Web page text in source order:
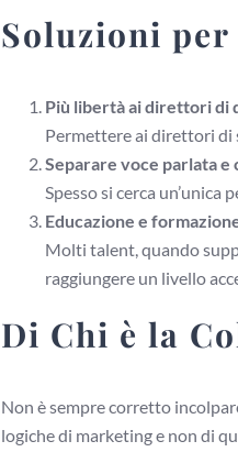
Soluzioni
Più libertà ai direttori di
Permettere ai direttori di
Separare voce parlata e
Spesso si cerca
Educazione e
Molti talent, quando
raggiungere un livello
Di Chi è la
Non è sempre corretto
logiche di marketing e non di